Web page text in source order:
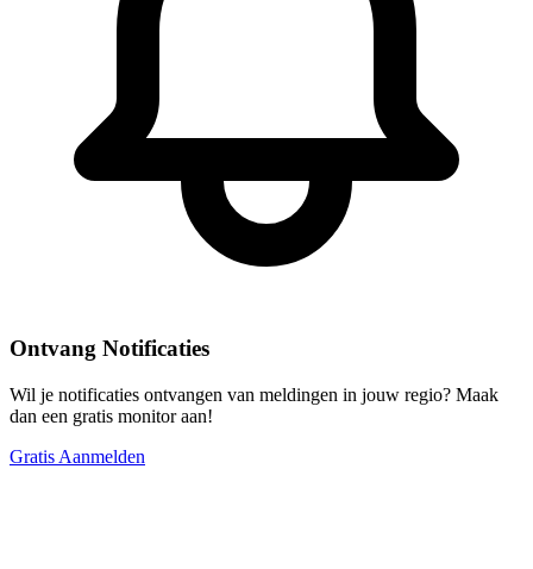
Ontvang Notificaties
Wil je notificaties ontvangen van meldingen in jouw regio? Maak
dan een gratis monitor aan!
Gratis Aanmelden